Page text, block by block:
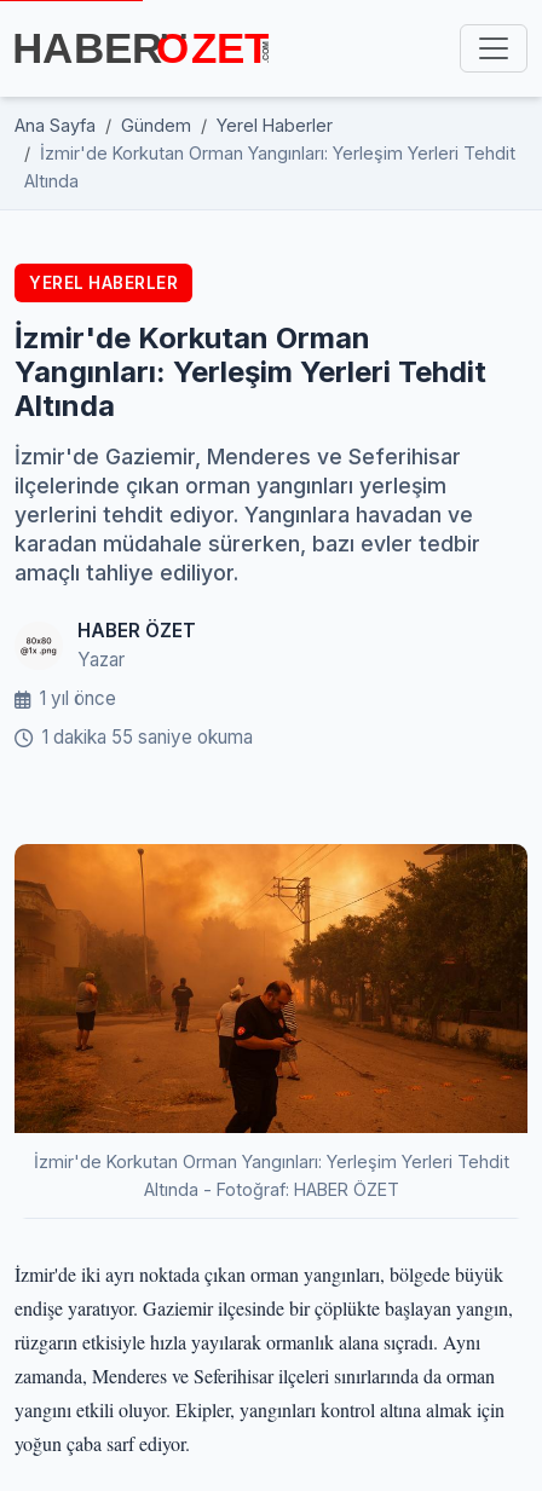
Ana Sayfa Gündem
Yerel Haberler
İzmir'de Korkutan Orman Yangınları: Yerleşim Yerleri Tehdit
Altında
YEREL HABERLER
İzmir'de Korkutan Orman
Yangınları: Yerleşim Yerleri Tehdit
Altında
İzmir'de Gaziemir, Menderes ve Seferihisar
ilçelerinde çıkan orman yangınları yerleşim
yerlerini tehdit ediyor. Yangınlara havadan ve
karadan müdahale sürerken, bazı evler tedbir
amaçlı tahliye ediliyor.
HABER ÖZET
Yazar
1 yıl önce
1 dakika 55 saniye okuma
İzmir'de Korkutan Orman Yangınları: Yerleşim Yerleri Tehdit
Altında - Fotoğraf: HABER ÖZET
İzmir'de iki ayrı noktada çıkan orman yangınları, bölgede büyük
endişe yaratıyor. Gaziemir ilçesinde bir çöplükte başlayan yangın,
rüzgarın etkisiyle hızla yayılarak ormanlık alana sıçradı. Aynı
zamanda, Menderes ve Seferihisar ilçeleri sınırlarında da orman
yangını etkili oluyor. Ekipler, yangınları kontrol altına almak için
yoğun çaba sarf ediyor.